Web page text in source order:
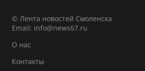
© Лента новостей Смоленска
Email: info@news67.ru
О нас
Контакты